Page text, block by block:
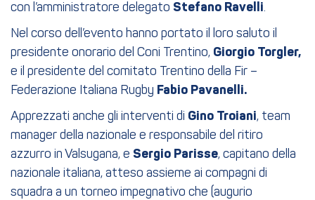
con l’amministratore delegato Stefano Ravelli.
Nel corso dell’evento hanno portato il loro saluto il
presidente onorario del Coni Trentino, Giorgio Torgler,
e il presidente del comitato Trentino della Fir –
Federazione Italiana Rugby Fabio Pavanelli.
Apprezzati anche gli interventi di Gino Troiani, team
manager della nazionale e responsabile del ritiro
azzurro in Valsugana, e Sergio Parisse, capitano della
nazionale italiana, atteso assieme ai compagni di
squadra a un torneo impegnativo che (augurio